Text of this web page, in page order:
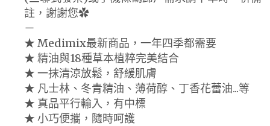
註，謝謝您✿
－
★ Medimix最新商品，一年四季都需要
★ 精油與18種草本植粹完美結合
★ 一抹清涼放鬆，舒緩肌膚
★ 凡士林、冬青精油、薄荷醇、丁香花蕾油...等
★ 真品平行輸入，有中標
★ 小巧便攜，隨時呵護